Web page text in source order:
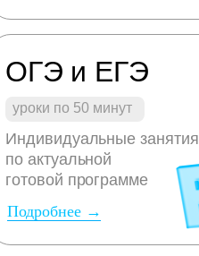
Подробнее →
ОГЭ и ЕГЭ
уроки по 50 минут
Индивидуальные занятия
по актуальной
готовой программе